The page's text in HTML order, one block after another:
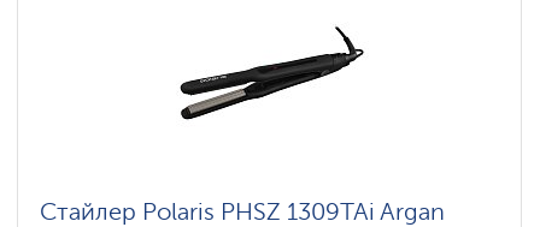
Стайлер Polaris PHSZ 1309TAi Argan